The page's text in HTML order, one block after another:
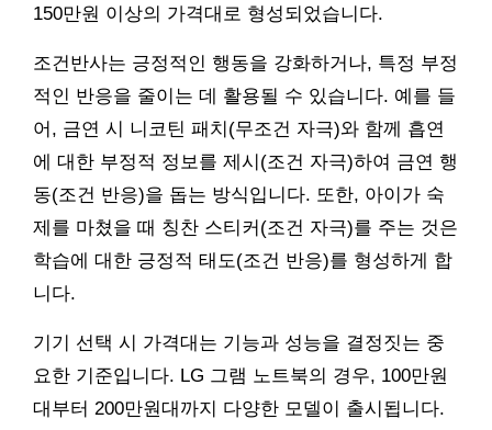
150만원 이상의 가격대로 형성되었습니다.
조건반사는 긍정적인 행동을 강화하거나, 특정 부정
적인 반응을 줄이는 데 활용될 수 있습니다. 예를 들
어, 금연 시 니코틴 패치(무조건 자극)와 함께 흡연
에 대한 부정적 정보를 제시(조건 자극)하여 금연 행
동(조건 반응)을 돕는 방식입니다. 또한, 아이가 숙
제를 마쳤을 때 칭찬 스티커(조건 자극)를 주는 것은
학습에 대한 긍정적 태도(조건 반응)를 형성하게 합
니다.
기기 선택 시 가격대는 기능과 성능을 결정짓는 중
요한 기준입니다. LG 그램 노트북의 경우, 100만원
대부터 200만원대까지 다양한 모델이 출시됩니다.